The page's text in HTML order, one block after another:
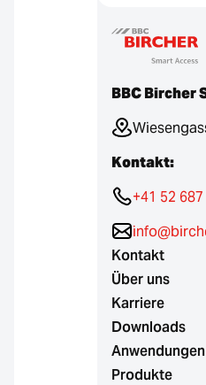
BBC Bircher
Kontakt:
+41 52 687
Kontakt
Über uns
Karriere
Downloads
Anwendungen
Produkte